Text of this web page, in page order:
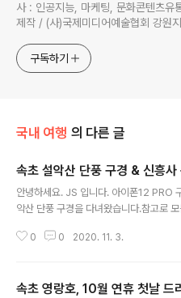
사 : 인공지능, 마케팅, 문화콘텐츠유
제작 / (사)국제미디어예술협회 강원
구독하기
국내 여행 의 다른 글
속초 설악산 단풍 구경 & 신흥사
안녕하세요. JS 입니다. 아이폰12 PRO
악산 단풍 구경을 다녀왔습니다.참고로 모
바위로 가지 않아도, 입장하려면 입장료를
도, 참고만 했어요. 등산을 가장한 신흥사
0 0 2020. 11. 3.
속초 영랑호, 10월 연휴 첫날 드